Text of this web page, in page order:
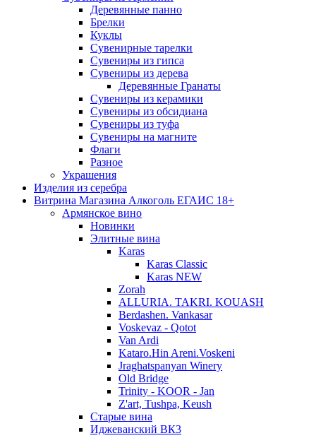
Деревянные панно
Брелки
Куклы
Сувенирные тарелки
Сувениры из гипса
Сувениры из дерева
Деревянные Гранаты
Сувениры из керамики
Сувениры из обсидиана
Сувениры из туфа
Сувениры на магните
Флаги
Разное
Украшения
Изделия из серебра
Витрина Магазина Алкоголь ЕГАИС 18+
Армянское вино
Новинки
Элитные вина
Karas
Karas Classic
Karas NEW
Zorah
ALLURIA. TAKRI. KOUASH
Berdashen. Vankasar
Voskevaz - Qotot
Van Ardi
Kataro.Hin Areni.Voskeni
Jraghatspanyan Winery
Old Bridge
Trinity - KOOR - Jan
Z'art, Tushpa, Keush
Старые вина
Иджеванский ВК3